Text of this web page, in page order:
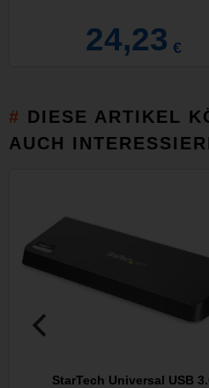
24,23 €
DIESE ARTIKEL
AUCH
StarTech Universal USB